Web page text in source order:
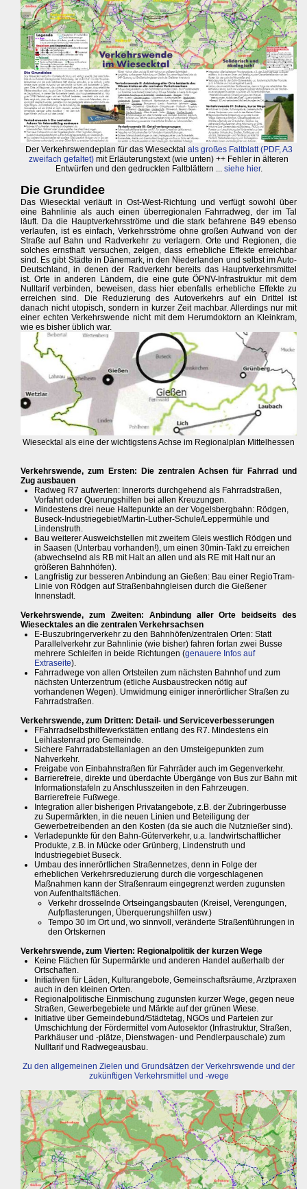
Der Verkehrswendeplan für das Wiesecktal als großes Faltblatt (PDF, A3
zweifach gefaltet) mit Erläuterungstext (wie unten) ++ Fehler in älteren
Entwürfen und den gedruckten Faltblättern ... siehe hier.
Die Grundidee
Das Wiesecktal verläuft in Ost-West-Richtung und verfügt sowohl über
eine Bahnlinie als auch einen überregionalen Fahrradweg, der im Tal
läuft. Da die Hauptverkehrsströme und die stark befahrene B49 ebenso
verlaufen, ist es einfach, Verkehrsströme ohne großen Aufwand von der
Straße auf Bahn und Radverkehr zu verlagern. Orte und Regionen, die
solches ernsthaft versuchen, zeigen, dass erhebliche Effekte erreichbar
sind. Es gibt Städte in Dänemark, in den Niederlanden und selbst im Auto-
Deutschland, in denen der Radverkehr bereits das Hauptverkehrsmittel
ist. Orte in anderen Ländern, die eine gute ÖPNV-Infrastruktur mit dem
Nulltarif verbinden, beweisen, dass hier ebenfalls erhebliche Effekte zu
erreichen sind. Die Reduzierung des Autoverkehrs auf ein Drittel ist
danach nicht utopisch, sondern in kurzer Zeit machbar. Allerdings nur mit
einer echten Verkehrswende nicht mit dem Herumdoktorn an Kleinkram,
wie es bisher üblich war.
Wiesecktal als eine der wichtigstens Achse im Regionalplan Mittelhessen
Verkehrswende, zum Ersten: Die zentralen Achsen für Fahrrad und
Zug ausbauen
Radweg R7 aufwerten: Innerorts durchgehend als Fahrradstraßen,
Vorfahrt oder Querungshilfen bei allen Kreuzungen.
Mindestens drei neue Haltepunkte an der Vogelsbergbahn: Rödgen,
Buseck-Industriegebiet/Martin-Luther-Schule/Leppermühle und
Lindenstruth.
Bau weiterer Ausweichstellen mit zweitem Gleis westlich Rödgen und
in Saasen (Unterbau vorhanden!), um einen 30min-Takt zu erreichen
(abwechselnd als RB mit Halt an allen und als RE mit Halt nur an
größeren Bahnhöfen).
Langfristig zur besseren Anbindung an Gießen: Bau einer RegioTram-
Linie von Rödgen auf Straßenbahngleisen durch die Gießener
Innenstadt.
Verkehrswende, zum Zweiten: Anbindung aller Orte beidseits des
Wiesecktales an die zentralen Verkehrsachsen
E-Buszubringerverkehr zu den Bahnhöfen/zentralen Orten: Statt
Parallelverkehr zur Bahnlinie (wie bisher) fahren fortan zwei Busse
mehrere Schleifen in beide Richtungen (genauere Infos auf
Extraseite).
Fahrradwege von allen Ortsteilen zum nächsten Bahnhof und zum
nächsten Unterzentrum (etliche Ausbaustrecken nötig auf
vorhandenen Wegen). Umwidmung einiger innerörtlicher Straßen zu
Fahrradstraßen.
Verkehrswende, zum Dritten: Detail- und Serviceverbesserungen
FFahrradselbsthilfewerkstätten entlang des R7. Mindestens ein
Leihlastenrad pro Gemeinde.
Sichere Fahrradabstellanlagen an den Umsteigepunkten zum
Nahverkehr.
Freigabe von Einbahnstraßen für Fahrräder auch im Gegenverkehr.
Barrierefreie, direkte und überdachte Übergänge von Bus zur Bahn mit
Informationstafeln zu Anschlusszeiten in den Fahrzeugen.
Barrierefreie Fußwege.
Integration aller bisherigen Privatangebote, z.B. der Zubringerbusse
zu Supermärkten, in die neuen Linien und Beteiligung der
Gewerbetreibenden an den Kosten (da sie auch die Nutznießer sind).
Verladepunkte für den Bahn-Güterverkehr, u.a. landwirtschaftlicher
Produkte, z.B. in Mücke oder Grünberg, Lindenstruth und
Industriegebiet Buseck.
Umbau des innerörtlichen Straßennetzes, denn in Folge der
erheblichen Verkehrsreduzierung durch die vorgeschlagenen
Maßnahmen kann der Straßenraum eingegrenzt werden zugunsten
von Aufenthaltsflächen.
Verkehr drosselnde Ortseingangsbauten (Kreisel, Verengungen,
Aufpflasterungen, Überquerungshilfen usw.)
Tempo 30 im Ort und, wo sinnvoll, veränderte Straßenführungen in
den Ortskernen
Verkehrswende, zum Vierten: Regionalpolitik der kurzen Wege
Keine Flächen für Supermärkte und anderen Handel außerhalb der
Ortschaften.
Initiativen für Läden, Kulturangebote, Gemeinschaftsräume, Arztpraxen
auch in den kleinen Orten.
Regionalpolitische Einmischung zugunsten kurzer Wege, gegen neue
Straßen, Gewerbegebiete und Märkte auf der grünen Wiese.
Initiative über Gemeindebund/Städtetag, NGOs und Parteien zur
Umschichtung der Fördermittel vom Autosektor (Infrastruktur, Straßen,
Parkhäuser und -plätze, Dienstwagen- und Pendlerpauschale) zum
Nulltarif und Radwegeausbau.
Zu den allgemeinen Zielen und Grundsätzen der Verkehrswende und der
zukünftigen Verkehrsmittel und -wege